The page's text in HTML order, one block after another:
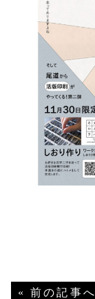
« 前の記事へ